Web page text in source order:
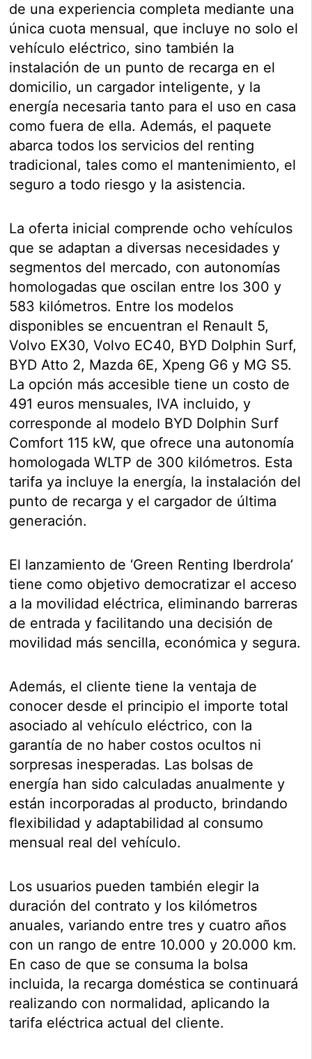
de una experiencia completa mediante una
única cuota mensual, que incluye no solo el
vehículo eléctrico, sino también la
instalación de un punto de recarga en el
domicilio, un cargador inteligente, y la
energía necesaria tanto para el uso en casa
como fuera de ella. Además, el paquete
abarca todos los servicios del renting
tradicional, tales como el mantenimiento, el
seguro a todo riesgo y la asistencia.
La oferta inicial comprende ocho vehículos
que se adaptan a diversas necesidades y
segmentos del mercado, con autonomías
homologadas que oscilan entre los 300 y
583 kilómetros. Entre los modelos
disponibles se encuentran el Renault 5,
Volvo EX30, Volvo EC40, BYD Dolphin Surf,
BYD Atto 2, Mazda 6E, Xpeng G6 y MG S5.
La opción más accesible tiene un costo de
491 euros mensuales, IVA incluido, y
corresponde al modelo BYD Dolphin Surf
Comfort 115 kW, que ofrece una autonomía
homologada WLTP de 300 kilómetros. Esta
tarifa ya incluye la energía, la instalación del
punto de recarga y el cargador de última
generación.
El lanzamiento de ‘Green Renting Iberdrola’
tiene como objetivo democratizar el acceso
a la movilidad eléctrica, eliminando barreras
de entrada y facilitando una decisión de
movilidad más sencilla, económica y segura.
Además, el cliente tiene la ventaja de
conocer desde el principio el importe total
asociado al vehículo eléctrico, con la
garantía de no haber costos ocultos ni
sorpresas inesperadas. Las bolsas de
energía han sido calculadas anualmente y
están incorporadas al producto, brindando
flexibilidad y adaptabilidad al consumo
mensual real del vehículo.
Los usuarios pueden también elegir la
duración del contrato y los kilómetros
anuales, variando entre tres y cuatro años
con un rango de entre 10.000 y 20.000 km.
En caso de que se consuma la bolsa
incluida, la recarga doméstica se continuará
realizando con normalidad, aplicando la
tarifa eléctrica actual del cliente.